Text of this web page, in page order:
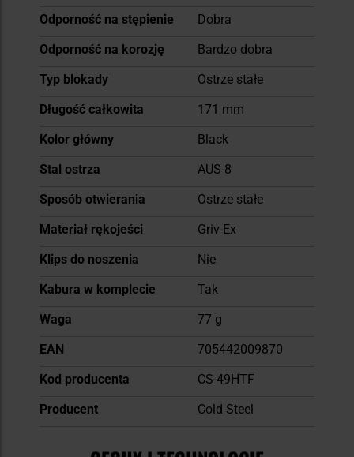
Odporność na stępienie
Dobra
Odporność na korozję
Bardzo dobra
Typ blokady
Ostrze stałe
Długość całkowita
171 mm
Kolor główny
Black
Stal ostrza
AUS-8
Sposób otwierania
Ostrze stałe
Materiał rękojeści
Griv-Ex
Klips do noszenia
Nie
Kabura w komplecie
Tak
Waga
77 g
EAN
705442009870
Kod producenta
CS-49HTF
Producent
Cold Steel